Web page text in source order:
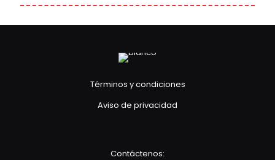
Términos y condiciones
Aviso de privacidad
Contáctenos: